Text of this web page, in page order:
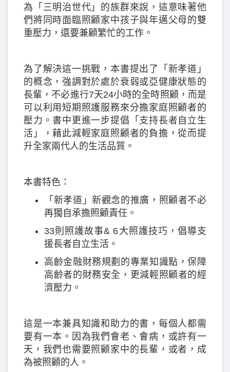
為「三明治世代」的族群來說，這意味著他
們將同時面臨照顧家中孩子與年邁父母的雙
重壓力，還要兼顧繁忙的工作。
為了解決這一挑戰，本書提出了「新孝道」
的概念，強調對於處於衰弱或亞健康狀態的
長輩，不必進行7天24小時的全時照顧，而是
可以利用短期照護服務來分擔家庭照顧者的
壓力。書中更進一步提倡「支持長者自立生
活」，藉此減輕家庭照顧者的負擔，從而提
升全家兩代人的生活品質。
本書特色：
「新孝道」新觀念的推廣，照顧者不必
再獨自承擔照顧責任。
33則照護故事& 6大照護技巧，倡導支
援長者自立生活。
高齡金融財務規劃的專業知識點，保障
高齡者的財務安全，更減輕照顧者的經
濟壓力。
這是一本兼具知識和助力的書，每個人都需
要有一本。因為我們會老、會病，或許有一
天，我們也需要照顧家中的長輩，或者，成
為被照顧的人。